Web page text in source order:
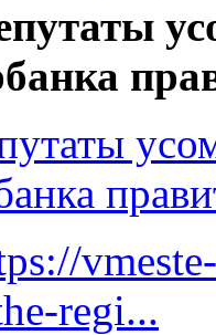
regi...